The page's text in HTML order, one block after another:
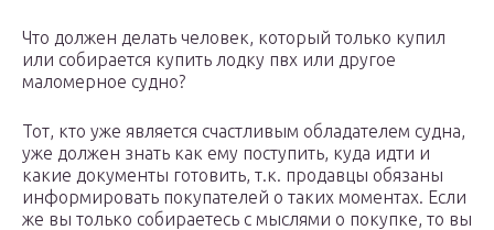
Что должен делать человек, который только купил
или собирается купить лодку пвх или другое
маломерное судно?
Тот, кто уже является счастливым обладателем судна,
уже должен знать как ему поступить, куда идти и
какие документы готовить, т.к. продавцы обязаны
информировать покупателей о таких моментах. Если
же вы только собираетесь с мыслями о покупке, то вы